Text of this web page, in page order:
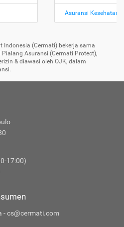
Asuransi Kesehatan
Indonesia (Cermati) bekerja sama
Pialang Asuransi (Cermati Protect),
& diawasi oleh OJK, dalam
17:00)
- cs@cermati.com